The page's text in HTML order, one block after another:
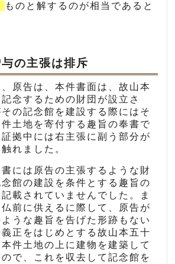
ものと解するのが相当であると
の主張は排斥
原告は、本件書面は、故山本
念するための財団が設立さ
の記念館を建設する際にはそ
土地を寄付する趣旨の奉書で
拠中には右主張に副う部分が
れました。
には原告の主張するような財
館の建設を条件とする趣旨の
載されていませんでした。ま
前に供えるに際して、原告が
うな趣旨を告げた形跡もない
正をはじめとする故山本五十
件土地の上に建物を建築して
で、これを収去して記念館を